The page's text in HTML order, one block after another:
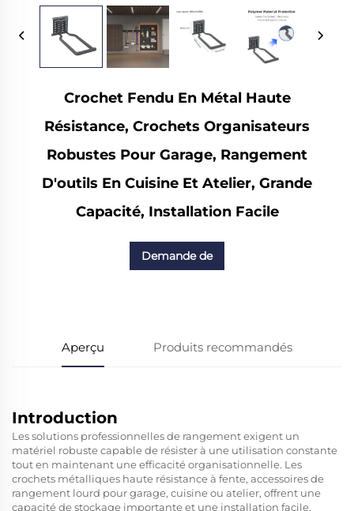
Crochet Fendu En Métal Haute
Résistance, Crochets Organisateurs
Robustes Pour Garage, Rangement
D'outils En Cuisine Et Atelier, Grande
Capacité, Installation Facile
Demande de
Aperçu Produits recommandés
Introduction
Les solutions professionnelles de rangement exigent un
matériel robuste capable de résister à une utilisation constante
tout en maintenant une efficacité organisationnelle. Les
crochets métalliques haute résistance à fente, accessoires de
rangement lourd pour garage, cuisine ou atelier, offrent une
capacité de stockage importante et une installation facile,